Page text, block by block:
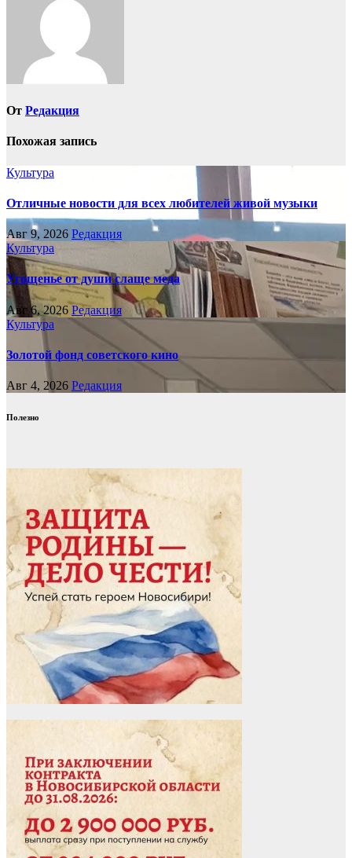
От Редакция
Похожая запись
Культура
Отличные новости для всех любителей живой музыки
Авг 9, 2026 Редакция
Культура
Угощенье от души слаще меда
Авг 6, 2026 Редакция
Культура
Золотой фонд советского кино
Авг 4, 2026 Редакция
Полезно